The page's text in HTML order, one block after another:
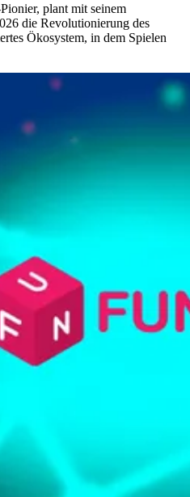
plant mit seinem
die Revolutionierung des
Ökosystem, in dem Spielen